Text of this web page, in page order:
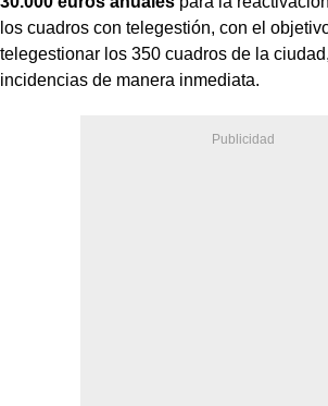
los cuadros con telegestión, con el
telegestionar los 350 cuadros de la
incidencias de manera inmediata.